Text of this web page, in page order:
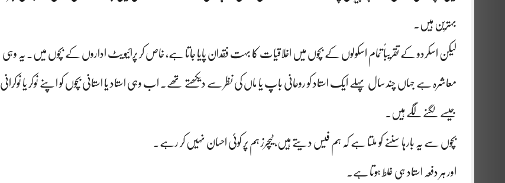
بہترین ہیں۔
لیکن اسکردو کے تقریباً تمام اسکولوں کے بچوں میں اخلاقیات کا بہت فقدان پایا جاتا ہے، خاص کر پرائیویٹ اداروں کے بچوں میں۔ یہ وہی
معاشرہ ہے جہاں چند سال پہلے ایک استاد کو روحانی باپ یا ماں کی نظر سے دیکھتے تھے۔ اب وہی استاد یا استانی بچوں کو اپنے نوکر یا نوکرانی
جیسے لگنے لگے ہیں۔
بچوں سے یہ بارہا سننے کو ملتا ہے کہ ہم فیس دیتے ہیں، ٹیچرز ہم پر کوئی احسان نہیں کر رہے۔
اور ہر دفعہ استاد ہی غلط ہوتا ہے۔